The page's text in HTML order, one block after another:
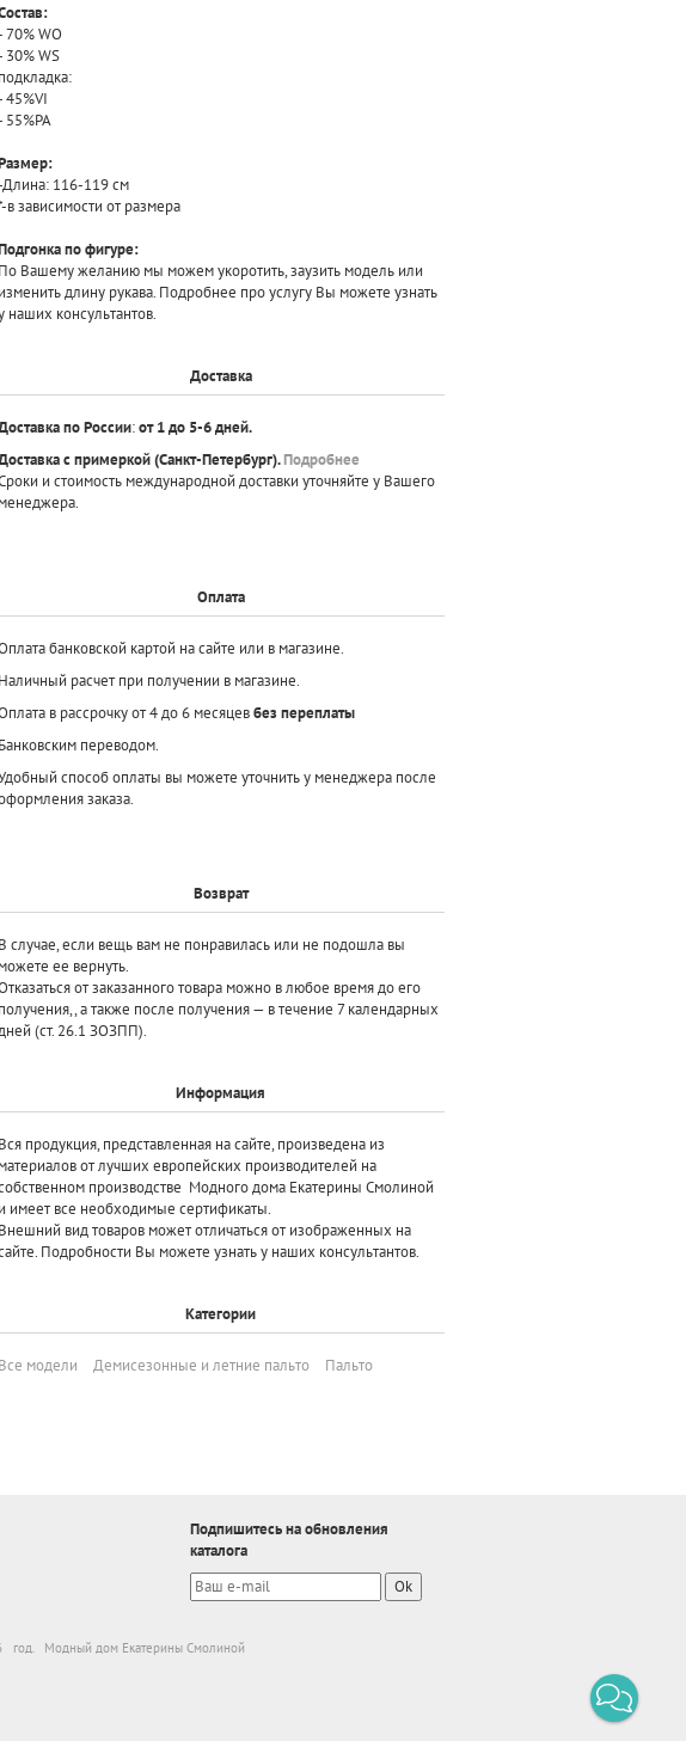
70% WO
30% WS
подкладка:
45%VI
55%PA
116-119 см
в зависимости от размера
по фигуре:
По Вашему желанию мы можем укоротить, заузить модель или
изменить длину рукава. Подробнее про услугу Вы можете узнать
наших консультантов.
Доставка
по России:от 1 до 5-6 дней.
с примеркой(Санкт-Петербург).Подробнее
и стоимость международной доставки уточняйте у Вашего
менеджера.
Оплата
банковской картой на сайте или в магазине.
Наличный расчет при получении в магазине.
в рассрочку от 4 до 6 месяцевбез переплаты
Банковским переводом.
способ оплаты вы можете уточнить у менеджера после
заказа.
Возврат
В случае, если вещь вам не понравилась или не подошла вы
можете ее вернуть.
от заказанного товара можно в любое время до его
получения,, а также после получения — в течение 7 календарных
(ст. 26.1 ЗОЗПП).
Информация
Вся продукция, представленная на сайте, произведена из
материалов от лучших европейских производителей на
производстве Модного дома Екатерины Смолиной
и имеет все необходимые сертификаты.
Внешний вид товаров может отличаться от изображенных на
Подробности Вы можете узнать у наших консультантов.
Категории
Все модели Демисезонные и летние пальто Пальто
Подпишитесь на обновления
каталога
Ok
год. Модный дом Екатерины Смолиной